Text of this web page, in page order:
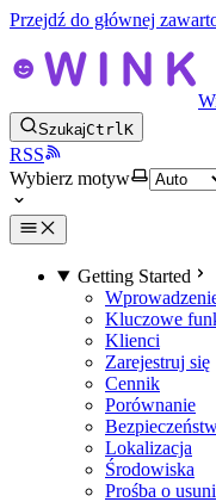
Przejdź do głównej
SzukajCtrlK
RSS
Wybierz motyw
Getting Started
Kluczowe
Klienci
Zarejestruj się
Cennik
Porównanie
Lokalizacja
Środowiska
Prośba o